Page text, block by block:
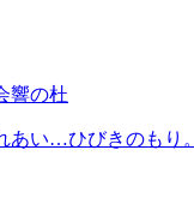
響の杜
あい…ひびきのもり。